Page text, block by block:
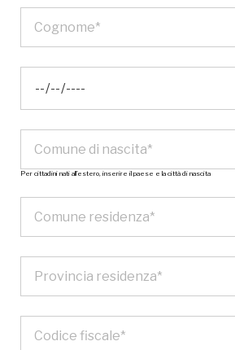
Per cittadini nati all’estero, inserire il paese e la città di nascita